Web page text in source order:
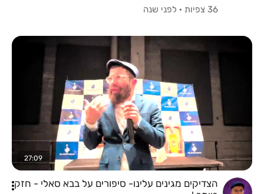
36 צפיות
· לפני שנה
27:09
הצדיקים מגינים עלינו- סיפורים על בבא סאלי - חזק